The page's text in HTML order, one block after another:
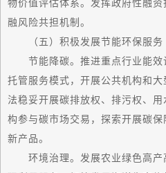
物价值评估体系。发挥政府性融
融风险共担机制。
（五）积极发展节能环保服务
节能降碳。推进重点行业能效
托管服务模式，开展公共机构和
法稳妥开展碳排放权、排污权、
构参与碳市场交易，探索开展碳
新产品。
环境治理。发展农业绿色高产